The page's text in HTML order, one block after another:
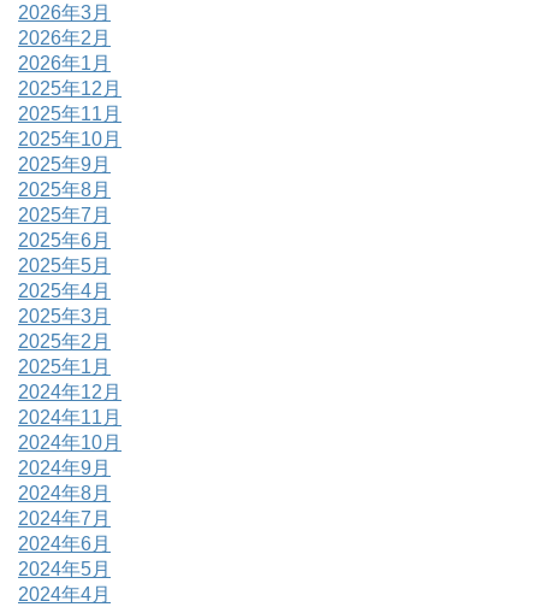
2026年3月
2026年2月
2026年1月
2025年12月
2025年11月
2025年10月
2025年9月
2025年8月
2025年7月
2025年6月
2025年5月
2025年4月
2025年3月
2025年2月
2025年1月
2024年12月
2024年11月
2024年10月
2024年9月
2024年8月
2024年7月
2024年6月
2024年5月
2024年4月